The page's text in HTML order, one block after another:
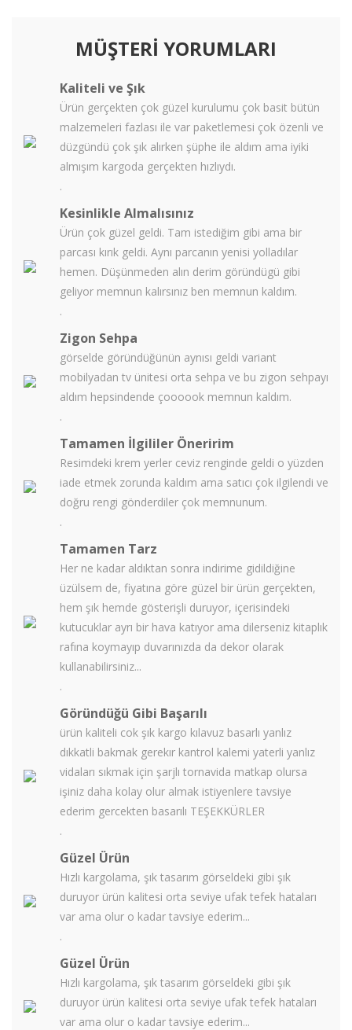
MÜŞTERİ YORUMLARI
Kaliteli ve Şık
Ürün gerçekten çok güzel kurulumu çok basit bütün
malzemeleri fazlası ile var paketlemesi çok özenli ve
düzgündü çok şık alırken şüphe ile aldım ama iyiki
almışım kargoda gerçekten hızlıydı.
.
Kesinlikle Almalısınız
Ürün çok güzel geldi. Tam istediğim gibi ama bir
parcası kırık geldi. Aynı parcanın yenisi yolladılar
hemen. Düşünmeden alın derim göründügü gibi
geliyor memnun kalırsınız ben memnun kaldım.
.
Zigon Sehpa
görselde göründüğünün aynısı geldi variant
mobilyadan tv ünitesi orta sehpa ve bu zigon sehpayı
aldım hepsindende çoooook memnun kaldım.
.
Tamamen İlgililer Öneririm
Resimdeki krem yerler ceviz renginde geldi o yüzden
iade etmek zorunda kaldım ama satıcı çok ilgilendi ve
doğru rengi gönderdiler çok memnunum.
.
Tamamen Tarz
Her ne kadar aldıktan sonra indirime gidildiğine
üzülsem de, fiyatına göre güzel bir ürün gerçekten,
hem şık hemde gösterişli duruyor, içerisindeki
kutucuklar ayrı bir hava katıyor ama dilerseniz kitaplık
rafına koymayıp duvarınızda da dekor olarak
kullanabilirsiniz...
.
Göründüğü Gibi Başarılı
ürün kaliteli cok şık kargo kılavuz basarlı yanlız
dıkkatli bakmak gerekır kantrol kalemi yaterli yanlız
vidaları sıkmak için şarjlı tornavida matkap olursa
işiniz daha kolay olur almak istiyenlere tavsiye
ederim gercekten basarılı TEŞEKKÜRLER
.
Güzel Ürün
Hızlı kargolama, şık tasarım görseldeki gibi şık
duruyor ürün kalitesi orta seviye ufak tefek hataları
var ama olur o kadar tavsiye ederim...
.
Güzel Ürün
Hızlı kargolama, şık tasarım görseldeki gibi şık
duruyor ürün kalitesi orta seviye ufak tefek hataları
var ama olur o kadar tavsiye ederim...